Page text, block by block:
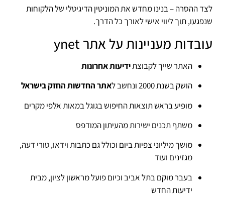
לצד ההסרה – בנינו מחדש את המוניטין הדיגיטלי של הלקוחות
שנפגעו, תוך ליווי אישי לאורך כל הדרך.
עובדות מעניינות על אתר ynet
האתר שייך לקבוצתידיעות אחרונות
הושק בשנת 2000 ונחשב ל
אתר החדשות החזק בישראל
מופיע בראש תוצאות החיפוש בגוגל במאות אלפי מקרים
משתף תכנים ישירות מהעיתון המודפס
מושך מיליוני צפיות ביום וכולל גם כתבות וידאו, טורי דעה,
מגזינים ועוד
בעבר מוקם בתל אביב וכיום פועל מראשון לציון, מבית
ידיעות החדש